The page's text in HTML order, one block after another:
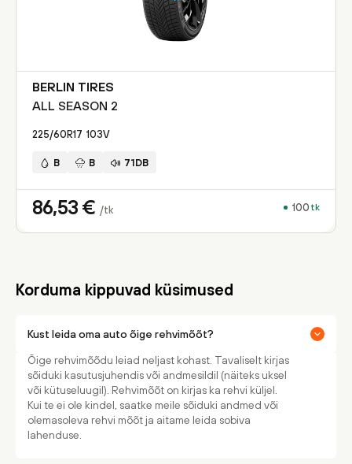
BERLIN TIRES
ALL SEASON 2
225/60R17 103V
B B 71DB
86,53 € /tk 100 tk
Korduma kippuvad küsimused
Kust leida oma auto õige rehvimõõt?
Õige rehvimõõdu leiad neljast kohast. Tavaliselt kirjas
sõiduki kasutusjuhendis või andmesildil (näiteks uksel
või kütuseluugil). Rehvimõõt on kirjas ka rehvi küljel.
Kui te ei ole kindel, saatke meile sõiduki andmed või
olemasoleva rehvi mõõt ja aitame leida sobiva
lahenduse.